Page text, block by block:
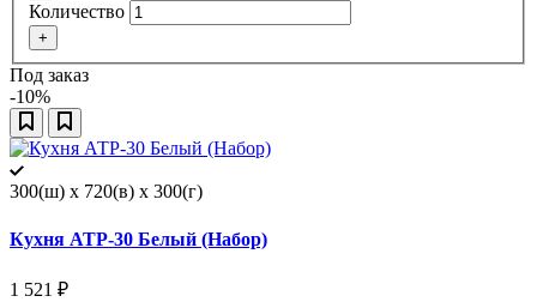
Количество
+
Под заказ
-10%
300(ш) x 720(в) x 300(г)
Кухня АТР-30 Белый (Набор)
1 521 ₽